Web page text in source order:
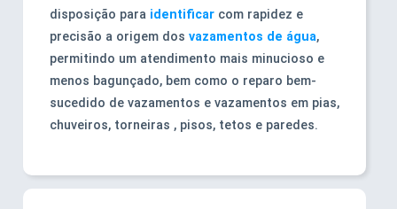
disposição para identificar com rapidez e
precisão a origem dosvazamentos de água,
permitindo um atendimento mais minucioso e
menos bagunçado, bem como o reparo bem-
sucedido de vazamentos e vazamentos em pias,
chuveiros, torneiras , pisos, tetos e paredes.